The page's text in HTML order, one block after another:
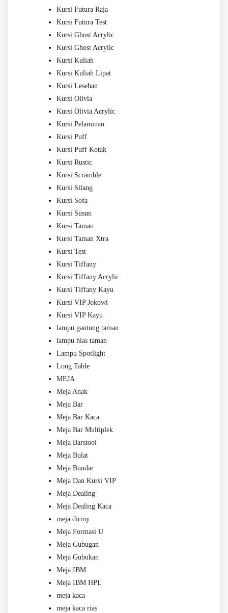
Kursi Futura Raja
Kursi Futura Test
Kursi Ghost Acrylic
Kursi Ghost Acrylic
Kursi Kuliah
Kursi Kuliah Lipat
Kursi Lesehan
Kursi Olivia
Kursi Olivia Acrylic
Kursi Pelaminan
Kursi Puff
Kursi Puff Kotak
Kursi Rustic
Kursi Scramble
Kursi Silang
Kursi Sofa
Kursi Susun
Kursi Taman
Kursi Taman Xtra
Kursi Test
Kursi Tiffany
Kursi Tiffany Acrylic
Kursi Tiffany Kayu
Kursi VIP Jokowi
Kursi VIP Kayu
lampu gantung taman
lampu hias taman
Lampu Spotlight
Long Table
MEJA
Meja Anak
Meja Bar
Meja Bar Kaca
Meja Bar Multiplek
Meja Barstool
Meja Bulat
Meja Bundar
Meja Dan Kursi VIP
Meja Dealing
Meja Dealing Kaca
meja dirmy
Meja Formasi U
Meja Gubugan
Meja Gubukan
Meja IBM
Meja IBM HPL
meja kaca
meja kaca rias